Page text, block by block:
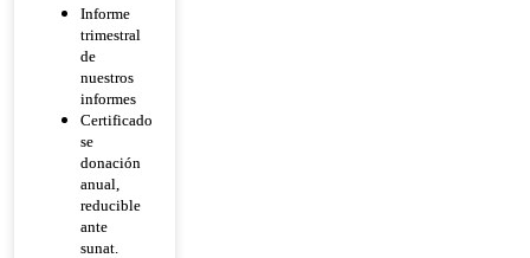
Informe
trimestral
de
nuestros
informes
Certificado
se
donación
anual,
reducible
ante
sunat.